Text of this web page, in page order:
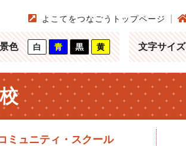
よこてをつなごうトップページ
色 白 青 黒 黄 文字サイズ
ミュニティ・スクール